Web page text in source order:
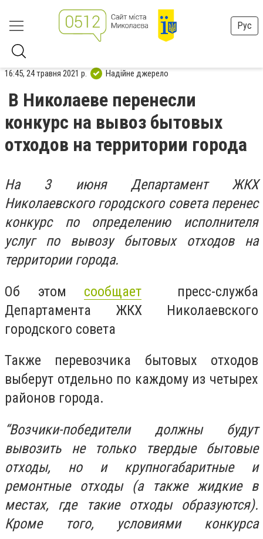
Рус
16:45, 24 травня 2021 р. Надійне джерело
В Николаеве перенесли
конкурс на вывоз бытовых
отходов на территории города
На 3 июня Департамент ЖКХ
Николаевского городского совета перенес
конкурс по определению исполнителя
услуг по вывозу бытовых отходов на
территории города.
Об этом сообщает пресс-служба
Департамента ЖКХ Николаевского
городского совета
Также перевозчика бытовых отходов
выберут отдельно по каждому из четырех
районов города.
“Возчики-победители должны будут
вывозить не только твердые бытовые
отходы, но и крупногабаритные и
ремонтные отходы (а также жидкие в
местах, где такие отходы образуются).
Кроме того, условиями конкурса